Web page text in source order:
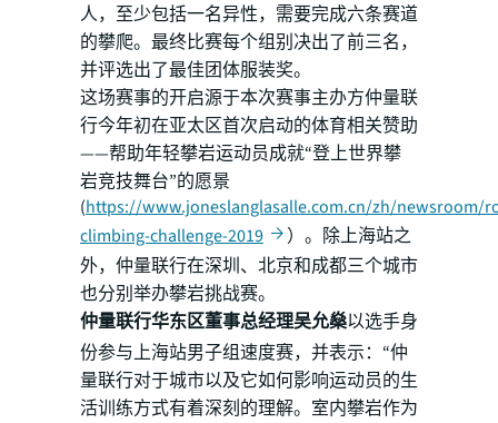
人，至少包括一名异性，需要完成六条赛道
的攀爬。最终比赛每个组别决出了前三名，
并评选出了最佳团体服装奖。
这场赛事的开启源于本次赛事主办方仲量联
行今年初在亚太区首次启动的体育相关赞助
——帮助年轻攀岩运动员成就“登上世界攀
岩竞技舞台”的愿景
(https://www.joneslanglasalle.com.cn/zh/newsroom/
climbing-challenge-2019
）。除上海站之
外，仲量联行在深圳、北京和成都三个城市
也分别举办攀岩挑战赛。
仲量联行华东区董事总经理吴允燊以选手身
份参与上海站男子组速度赛，并表示：“仲
量联行对于城市以及它如何影响运动员的生
活训练方式有着深刻的理解。室内攀岩作为